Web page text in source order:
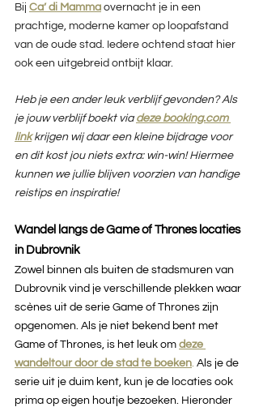
Bij Ca’ di Mamma overnacht je in een
prachtige, moderne kamer op loopafstand
van de oude stad. Iedere ochtend staat hier
ook een uitgebreid ontbijt klaar.
Heb je een ander leuk verblijf gevonden? Als
je jouw verblijf boekt via deze booking.com
link krijgen wij daar een kleine bijdrage voor
en dit kost jou niets extra: win-win! Hiermee
kunnen we jullie blijven voorzien van handige
reistips en inspiratie!
Wandel langs de Game of Thrones locaties
in Dubrovnik
Zowel binnen als buiten de stadsmuren van
Dubrovnik vind je verschillende plekken waar
scènes uit de serie Game of Thrones zijn
opgenomen. Als je niet bekend bent met
Game of Thrones, is het leuk om deze
wandeltour door de stad te boeken. Als je de
serie uit je duim kent, kun je de locaties ook
prima op eigen houtje bezoeken. Hieronder